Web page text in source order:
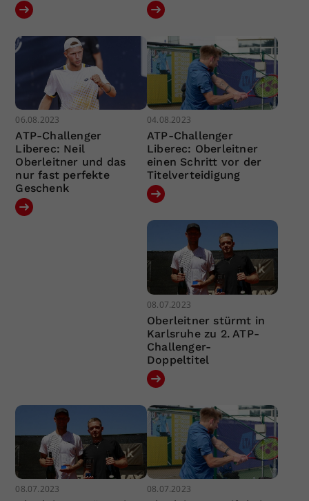
06.08.2023
ATP-Challenger
Liberec: Neil
Oberleitner und das
nur fast perfekte
Geschenk
04.08.2023
ATP-Challenger
Liberec: Oberleitner
einen Schritt vor der
Titelverteidigung
08.07.2023
Oberleitner stürmt in
Karlsruhe zu 2. ATP-
Challenger-
Doppeltitel
08.07.2023 08.07.2023